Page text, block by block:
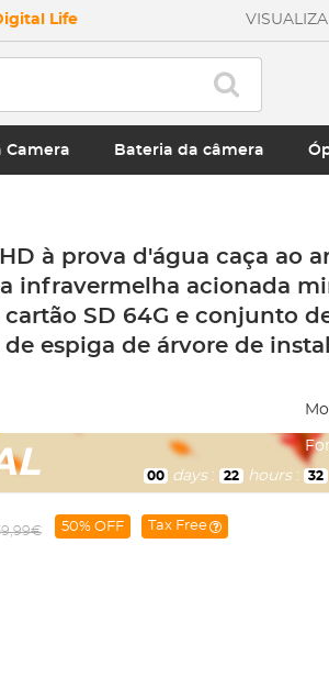
Life
Camera Bateria da câmera
à prova d'água caça ao
infravermelha acionada
SD 64G e conjunto
espiga de árvore de
00 days : 22 hours : 32
50% OFF Tax Free